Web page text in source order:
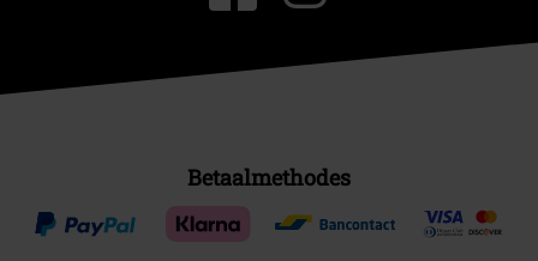
Betaalmethodes